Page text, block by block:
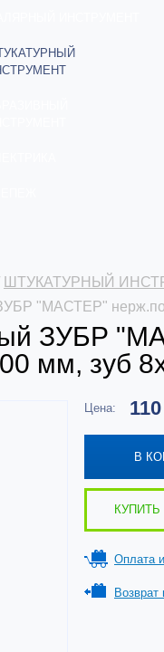
ИНСТРУМЕНТ
ШТУКАТУРНЫЙ
"МАСТЕР"
ЗУБР
мм, зуб
Цена:
В
КУПИТЬ
Оплата
Возврат